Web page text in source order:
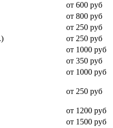
от 600 руб
от 800 руб
от 250 руб
от 250 руб
от 1000 руб
от 350 руб
от 1000 руб
от 250 руб
от 1200 руб
от 1500 руб